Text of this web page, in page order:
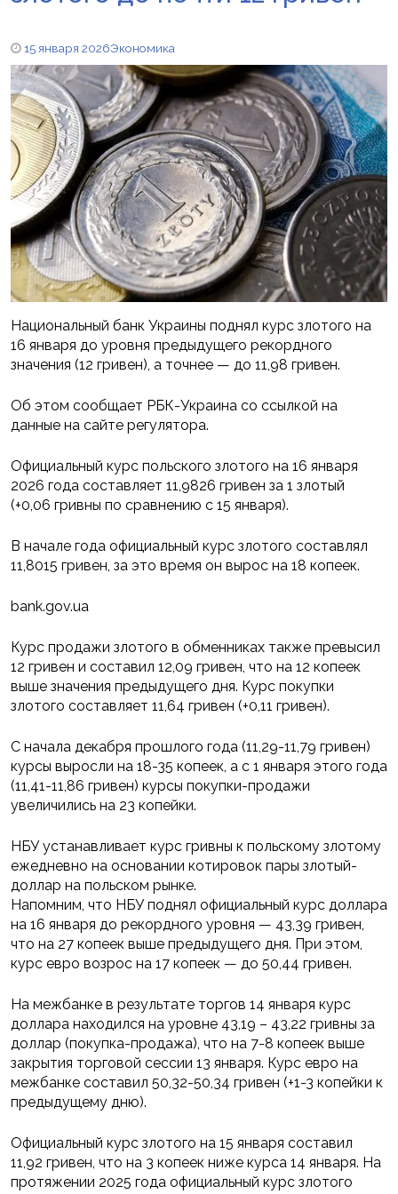
15 января 2026Экономика
Национальный банк Украины поднял курс злотого на
16 января до уровня предыдущего рекордного
значения (12 гривен), а точнее — до 11,98 гривен.
Об этом сообщает РБК-Украина со ссылкой на
данные на сайте регулятора.
Официальный курс польского злотого на 16 января
2026 года составляет 11,9826 гривен за 1 злотый
(+0,06 гривны по сравнению с 15 января).
В начале года официальный курс злотого составлял
11,8015 гривен, за это время он вырос на 18 копеек.
bank.gov.ua
Курс продажи злотого в обменниках также превысил
12 гривен и составил 12,09 гривен, что на 12 копеек
выше значения предыдущего дня. Курс покупки
злотого составляет 11,64 гривен (+0,11 гривен).
С начала декабря прошлого года (11,29-11,79 гривен)
курсы выросли на 18-35 копеек, а с 1 января этого года
(11,41-11,86 гривен) курсы покупки-продажи
увеличились на 23 копейки.
НБУ устанавливает курс гривны к польскому злотому
ежедневно на основании котировок пары злотый-
доллар на польском рынке.
Напомним, что НБУ поднял официальный курс доллара
на 16 января до рекордного уровня — 43,39 гривен,
что на 27 копеек выше предыдущего дня. При этом,
курс евро возрос на 17 копеек — до 50,44 гривен.
На межбанке в результате торгов 14 января курс
доллара находился на уровне 43,19 – 43,22 гривны за
доллар (покупка-продажа), что на 7-8 копеек выше
закрытия торговой сессии 13 января. Курс евро на
межбанке составил 50,32-50,34 гривен (+1-3 копейки к
предыдущему дню).
Официальный курс злотого на 15 января составил
11,92 гривен, что на 3 копеек ниже курса 14 января. На
протяжении 2025 года официальный курс злотого